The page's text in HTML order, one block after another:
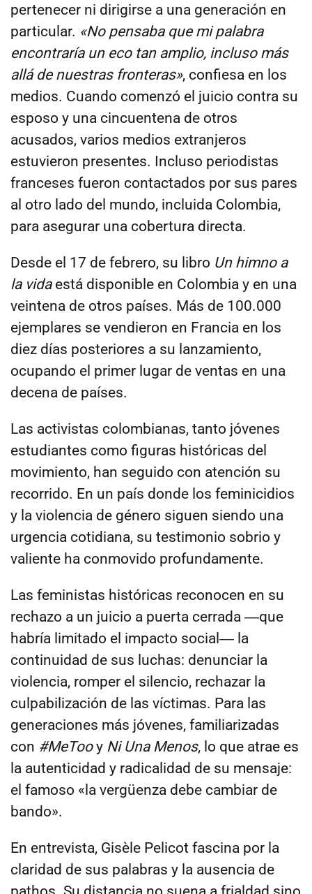
pertenecer ni dirigirse a una generación en
particular. «No pensaba que mi palabra
encontraría un eco tan amplio, incluso más
allá de nuestras fronteras», confiesa en los
medios. Cuando comenzó el juicio contra su
esposo y una cincuentena de otros
acusados, varios medios extranjeros
estuvieron presentes. Incluso periodistas
franceses fueron contactados por sus pares
al otro lado del mundo, incluida Colombia,
para asegurar una cobertura directa.
Desde el 17 de febrero, su libro Un himno a
la vidaestá disponible en Colombia y en una
veintena de otros países. Más de 100.000
ejemplares se vendieron en Francia en los
diez días posteriores a su lanzamiento,
ocupando el primer lugar de ventas en una
decena de países.
Las activistas colombianas, tanto jóvenes
estudiantes como figuras históricas del
movimiento, han seguido con atención su
recorrido. En un país donde los feminicidios
y la violencia de género siguen siendo una
urgencia cotidiana, su testimonio sobrio y
valiente ha conmovido profundamente.
Las feministas históricas reconocen en su
rechazo a un juicio a puerta cerrada ―que
habría limitado el impacto social― la
continuidad de sus luchas: denunciar la
violencia, romper el silencio, rechazar la
culpabilización de las víctimas. Para las
generaciones más jóvenes, familiarizadas
con #MeTooy Ni Una Menos, lo que atrae es
la autenticidad y radicalidad de su mensaje:
el famoso «la vergüenza debe cambiar de
bando».
En entrevista, Gisèle Pelicot fascina por la
claridad de sus palabras y la ausencia de